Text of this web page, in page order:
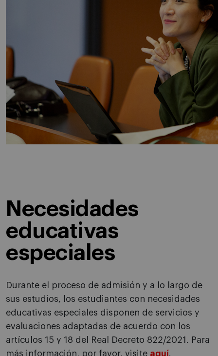
Necesidades
educativas
especiales
Durante el proceso de admisión y a lo largo de
sus estudios, los estudiantes con necesidades
educativas especiales disponen de servicios y
evaluaciones adaptadas de acuerdo con los
artículos 15 y 18 del Real Decreto 822/2021. Para
más información, por favor, visite aquí.